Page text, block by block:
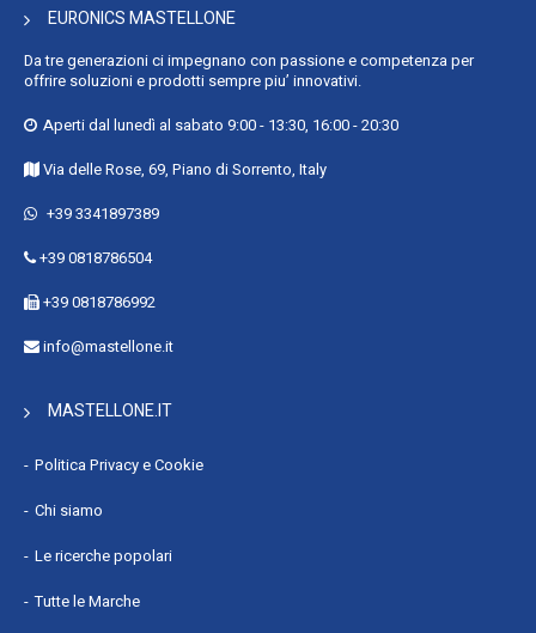
EURONICS MASTELLONE
Da tre generazioni ci impegnano con passione e competenza per
offrire soluzioni e prodotti sempre piu’ innovativi.
Aperti dal lunedì al sabato 9:00 - 13:30, 16:00 - 20:30
Via delle Rose, 69, Piano di Sorrento, Italy
+39 3341897389
+39 0818786504
+39 0818786992
info@mastellone.it
MASTELLONE.IT
Politica Privacy e Cookie
Chi siamo
Le ricerche popolari
Tutte le Marche